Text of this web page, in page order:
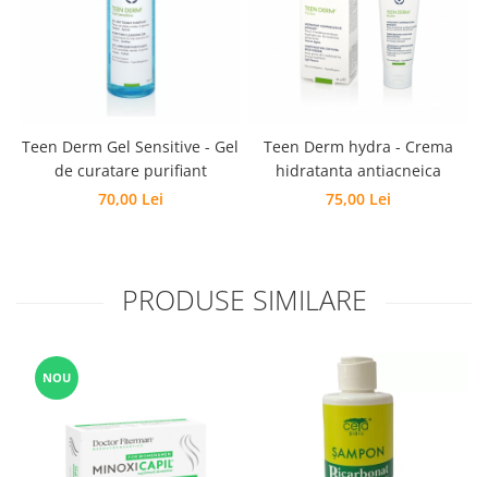
Teen Derm Gel Sensitive - Gel
de curatare purifiant
70,00 Lei
Teen Derm hydra - Crema
hidratanta antiacneica
75,00 Lei
PRODUSE SIMILARE
NOU